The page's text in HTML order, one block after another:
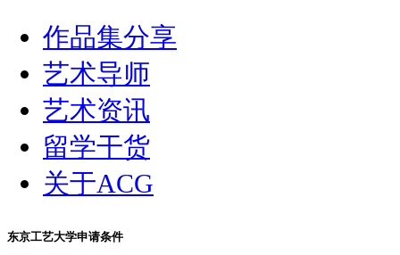
作品集分享
艺术导师
艺术资讯
留学干货
关于ACG
东京工艺大学申请条件